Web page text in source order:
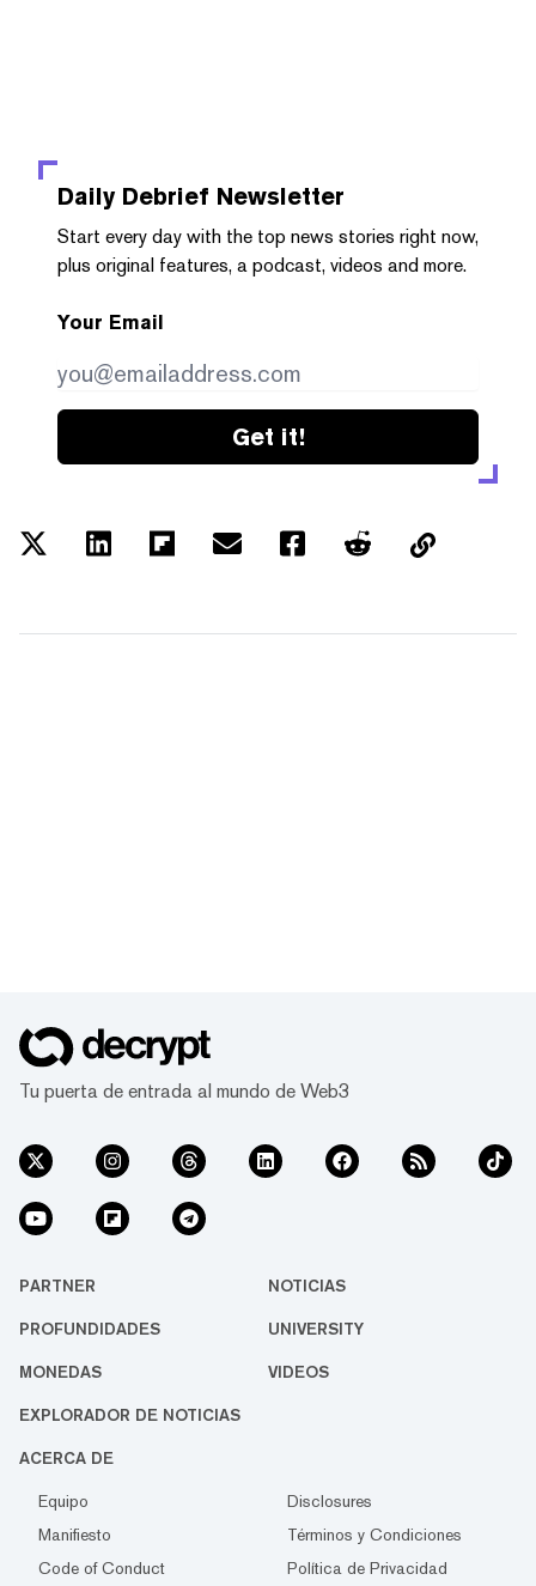
Daily Debrief Newsletter
Start every day with the top news stories right now,
plus original features, a podcast, videos and more.
Your Email
Get it!
Tu puerta de entrada al mundo de Web3
PARTNER NOTICIAS
PROFUNDIDADES UNIVERSITY
MONEDAS VIDEOS
EXPLORADOR DE NOTICIAS
ACERCA DE
Equipo
Disclosures
Manifiesto
Términos y Condiciones
Code of Conduct
Política de Privacidad